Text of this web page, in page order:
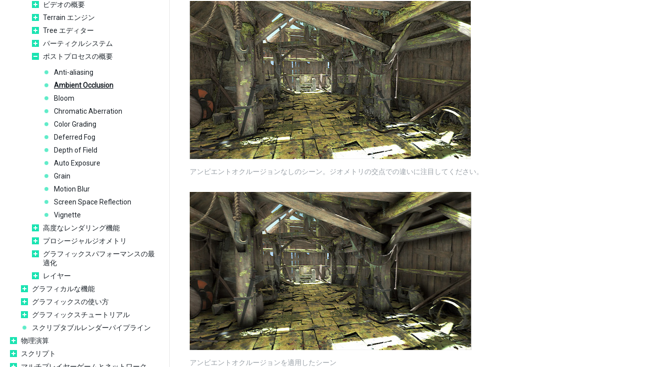
ビデオの概要
Terrain エンジン
Tree エディター
パーティクルシステム
ポストプロセスの概要
Anti-aliasing
Ambient Occlusion
Bloom
Chromatic Aberration
Color Grading
Deferred Fog
Depth of Field
Auto Exposure
Grain
Motion Blur
Screen Space Reflection
Vignette
高度なレンダリング機能
プロシージャルジオメトリ
グラフィックスパフォーマンスの最
適化
レイヤー
グラフィカルな機能
グラフィックスの使い方
グラフィックスチュートリアル
スクリプタブルレンダーパイプライン
物理演算
スクリプト
アンビエントオクルージョンなしのシーン。ジオメトリの交点での違いに注目してください。
アンビエントオクルージョンを適用したシーン